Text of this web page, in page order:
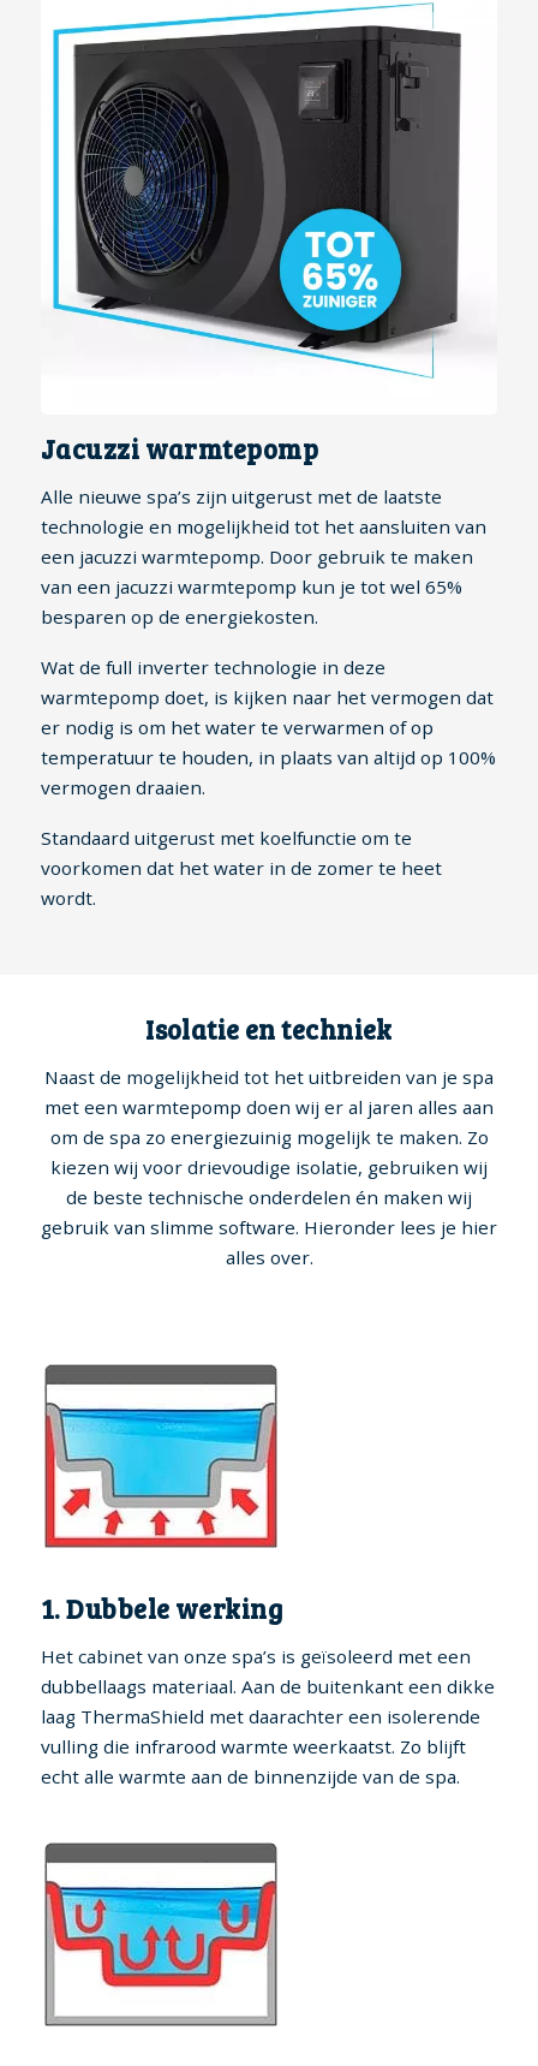
Jacuzzi warmtepomp
Alle nieuwe spa’s zijn uitgerust met de laatste
technologie en mogelijkheid tot het aansluiten van
een jacuzzi warmtepomp. Door gebruik te maken
van een jacuzzi warmtepomp kun je tot wel 65%
besparen op de energiekosten.
Wat de full inverter technologie in deze
warmtepomp doet, is kijken naar het vermogen dat
er nodig is om het water te verwarmen of op
temperatuur te houden, in plaats van altijd op 100%
vermogen draaien.
Standaard uitgerust met koelfunctie om te
voorkomen dat het water in de zomer te heet
wordt.
Isolatie en techniek
Naast de mogelijkheid tot het uitbreiden van je spa
met een warmtepomp doen wij er al jaren alles aan
om de spa zo energiezuinig mogelijk te maken. Zo
kiezen wij voor drievoudige isolatie, gebruiken wij
de beste technische onderdelen én maken wij
gebruik van slimme software. Hieronder lees je hier
alles over.
1. Dubbele werking
Het cabinet van onze spa’s is geïsoleerd met een
dubbellaags materiaal. Aan de buitenkant een dikke
laag ThermaShield met daarachter een isolerende
vulling die infrarood warmte weerkaatst. Zo blijft
echt alle warmte aan de binnenzijde van de spa.